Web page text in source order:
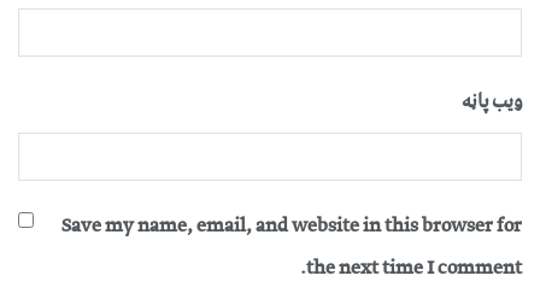
ویب پاڼه
Save my name, email, and website in this browser for
the next time I comment.